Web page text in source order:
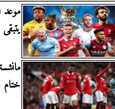
موعد
يتبقى 7 أيام
ختام